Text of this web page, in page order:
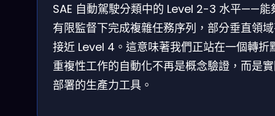
SAE 自動駕駛分類中的 Level 2-3 水平——能
有限監督下完成複雜任務序列，部分垂直領
接近 Level 4。這意味著我們正站在一個轉折
重複性工作的自動化不再是概念驗證，而是
部署的生產力工具。